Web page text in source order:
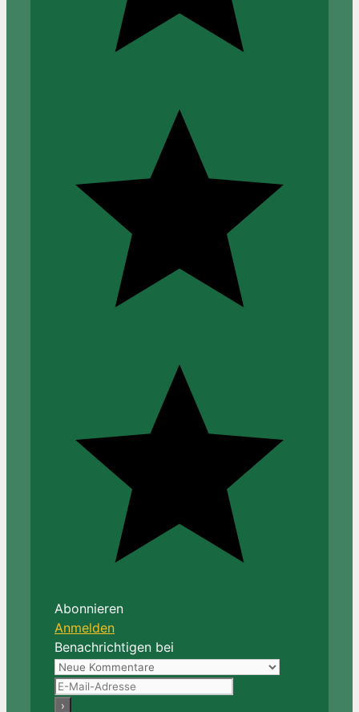
Abonnieren
Anmelden
Benachrichtigen bei